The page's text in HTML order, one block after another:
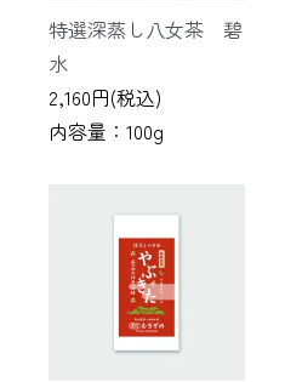
特選深蒸し八女茶 碧
水
2,160円(税込)
内容量：100g